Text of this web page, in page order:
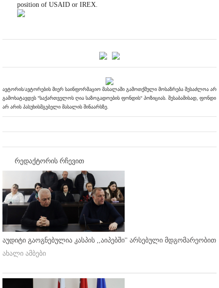
position of USAID or IREX.
ავტორის/ავტორების მიერ საინფორმაციო მასალაში გამოთქმული მოსაზრება შესაძლოა არ
გამოხატავდეს "საქართველოს ღია საზოგადოების ფონდის" პოზიციას. შესაბამისად, ფონდი
არ არის პასუხისმგებელი მასალის შინაარსზე.
რედაქტორის რჩევით
აუდიტი გაოგნებულია კასპის ,,აიპებში'' არსებული მდგომარეობით
ახალი ამბები